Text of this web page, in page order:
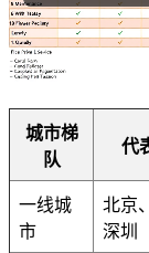
城市梯
队
代
一线城
市
北京
深圳